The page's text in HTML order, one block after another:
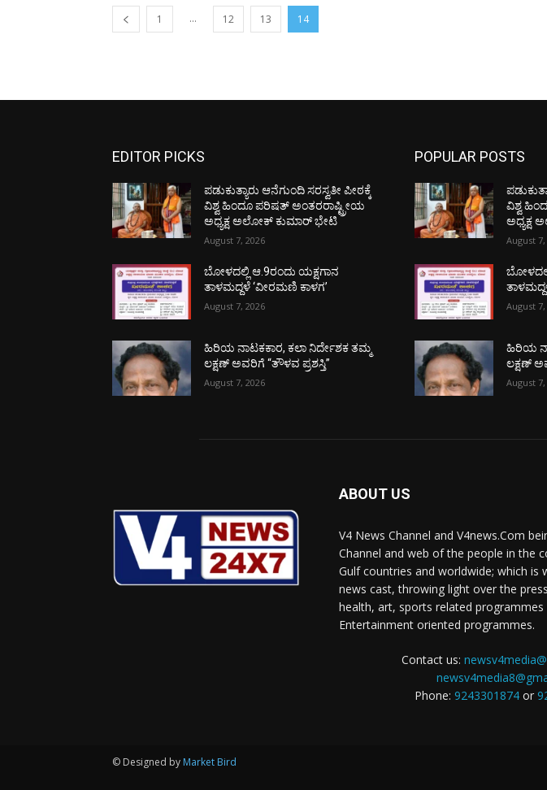
1 ... 12 13 14
EDITOR PICKS
ಪಡುಕುತ್ಯಾರು ಆನೆಗುಂದಿ ಸರಸ್ವತೀ ಪೀಠಕ್ಕೆ
ವಿಶ್ವ ಹಿಂದೂ ಪರಿಷತ್ ಅಂತರರಾಷ್ಟ್ರೀಯ
ಅಧ್ಯಕ್ಷ ಅಲೋಕ್ ಕುಮಾರ್ ಭೇಟಿ
August 7, 2026
ಬೋಳದಲ್ಲಿ ಆ.9ರಂದು ಯಕ್ಷಗಾನ
ತಾಳಮದ್ದಳೆ ‘ವೀರಮಣಿ ಕಾಳಗ’
August 7, 2026
ಹಿರಿಯ ನಾಟಕಕಾರ, ಕಲಾ ನಿರ್ದೇಶಕ ತಮ್ಮ
ಲಕ್ಷಣ್ ಅವರಿಗೆ “ತೌಳವ ಪ್ರಶಸ್ತಿ”
August 7, 2026
POPULAR POSTS
ವಿಶ್ವ
ಅಧ್ಯಕ್ಷ
August 7,
August 7,
ಹಿರಿಯ
ಲಕ್ಷಣ್
August 7,
ABOUT US
V4 News Channel and V4news.Com
Channel and web of the people in the
Gulf countries and worldwide; which is
news cast, throwing light over the
health, art, sports related programmes
Entertainment oriented programmes.
Contact us:
Phone: 9243301874 or
© Designed by Market Bird